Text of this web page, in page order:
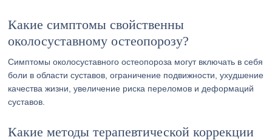
Какие симптомы свойственны
околосуставному остеопорозу?
Симптомы околосуставного остеопороза могут включать в себя
боли в области суставов, ограничение подвижности, ухудшение
качества жизни, увеличение риска переломов и деформаций
суставов.
Какие методы терапевтической коррекции